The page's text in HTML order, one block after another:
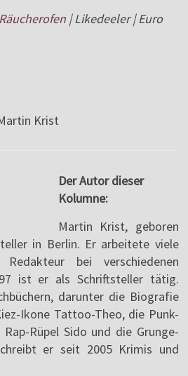
| Likedeeler | Euro
Krist
Der Autor dieser
Kolumne:
Martin Krist, geboren
in Berlin. Er arbeitete viele
bei verschiedenen
ist er als Schriftsteller tätig.
darunter die Biografie
Ikone Tattoo-Theo, die Punk-
Rüpel Sido und die Grunge-
er seit 2005 Krimis und